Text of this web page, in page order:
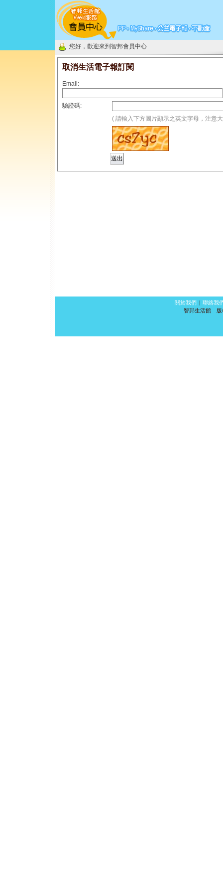
您好，歡迎來到智邦會員中心
取消生活電子報訂閱
Email:
驗證碼:
( 請輸入下方圖片顯示之英文字母，注意
關於我們 | 聯絡我
智邦生活館 版